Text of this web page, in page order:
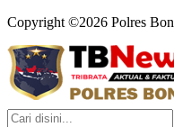
Copyright ©2026 Polres